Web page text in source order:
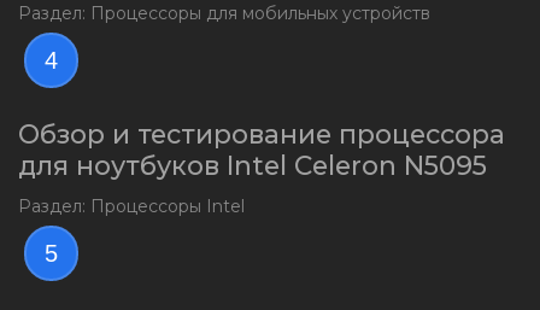
Раздел: Процессоры для мобильных устройств
4
Обзор и тестирование процессора
для ноутбуков Intel Celeron N5095
Раздел: Процессоры Intel
5